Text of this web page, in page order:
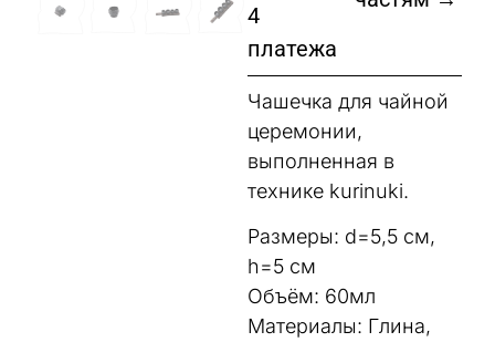
4
платежа
Чашечка для чайной
церемонии,
выполненная в
технике kurinuki.
Размеры: d=5,5 см,
h=5 см
Объём: 60мл
Материалы: Глина,